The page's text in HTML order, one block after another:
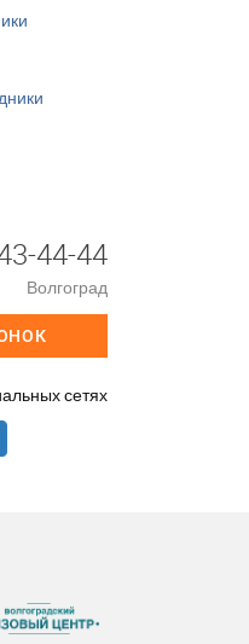
44-44
Волгоград
сетях